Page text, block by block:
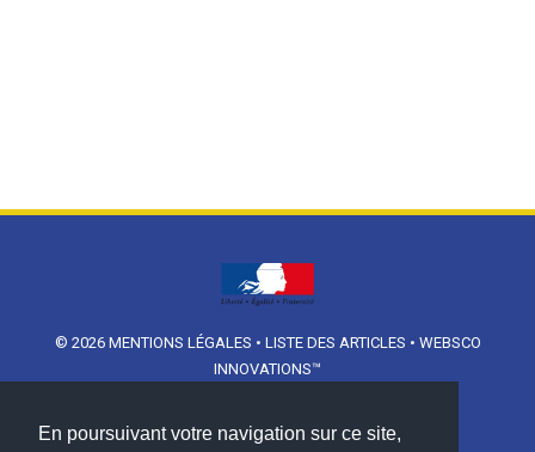
En poursuivant votre navigation sur ce site,
© 2026 MENTIONS LÉGALES • LISTE DES ARTICLES • WEBSCO
INNOVATIONS™